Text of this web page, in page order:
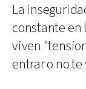
La
constante en
viven
entrar o no te